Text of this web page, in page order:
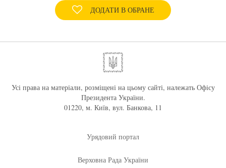
ДОДАТИ В ОБРАНЕ
Усі права на матеріали, розміщені на цьому сайті, належать Офісу
Президента України.
01220, м. Київ, вул. Банкова, 11
Урядовий портал
Верховна Рада України